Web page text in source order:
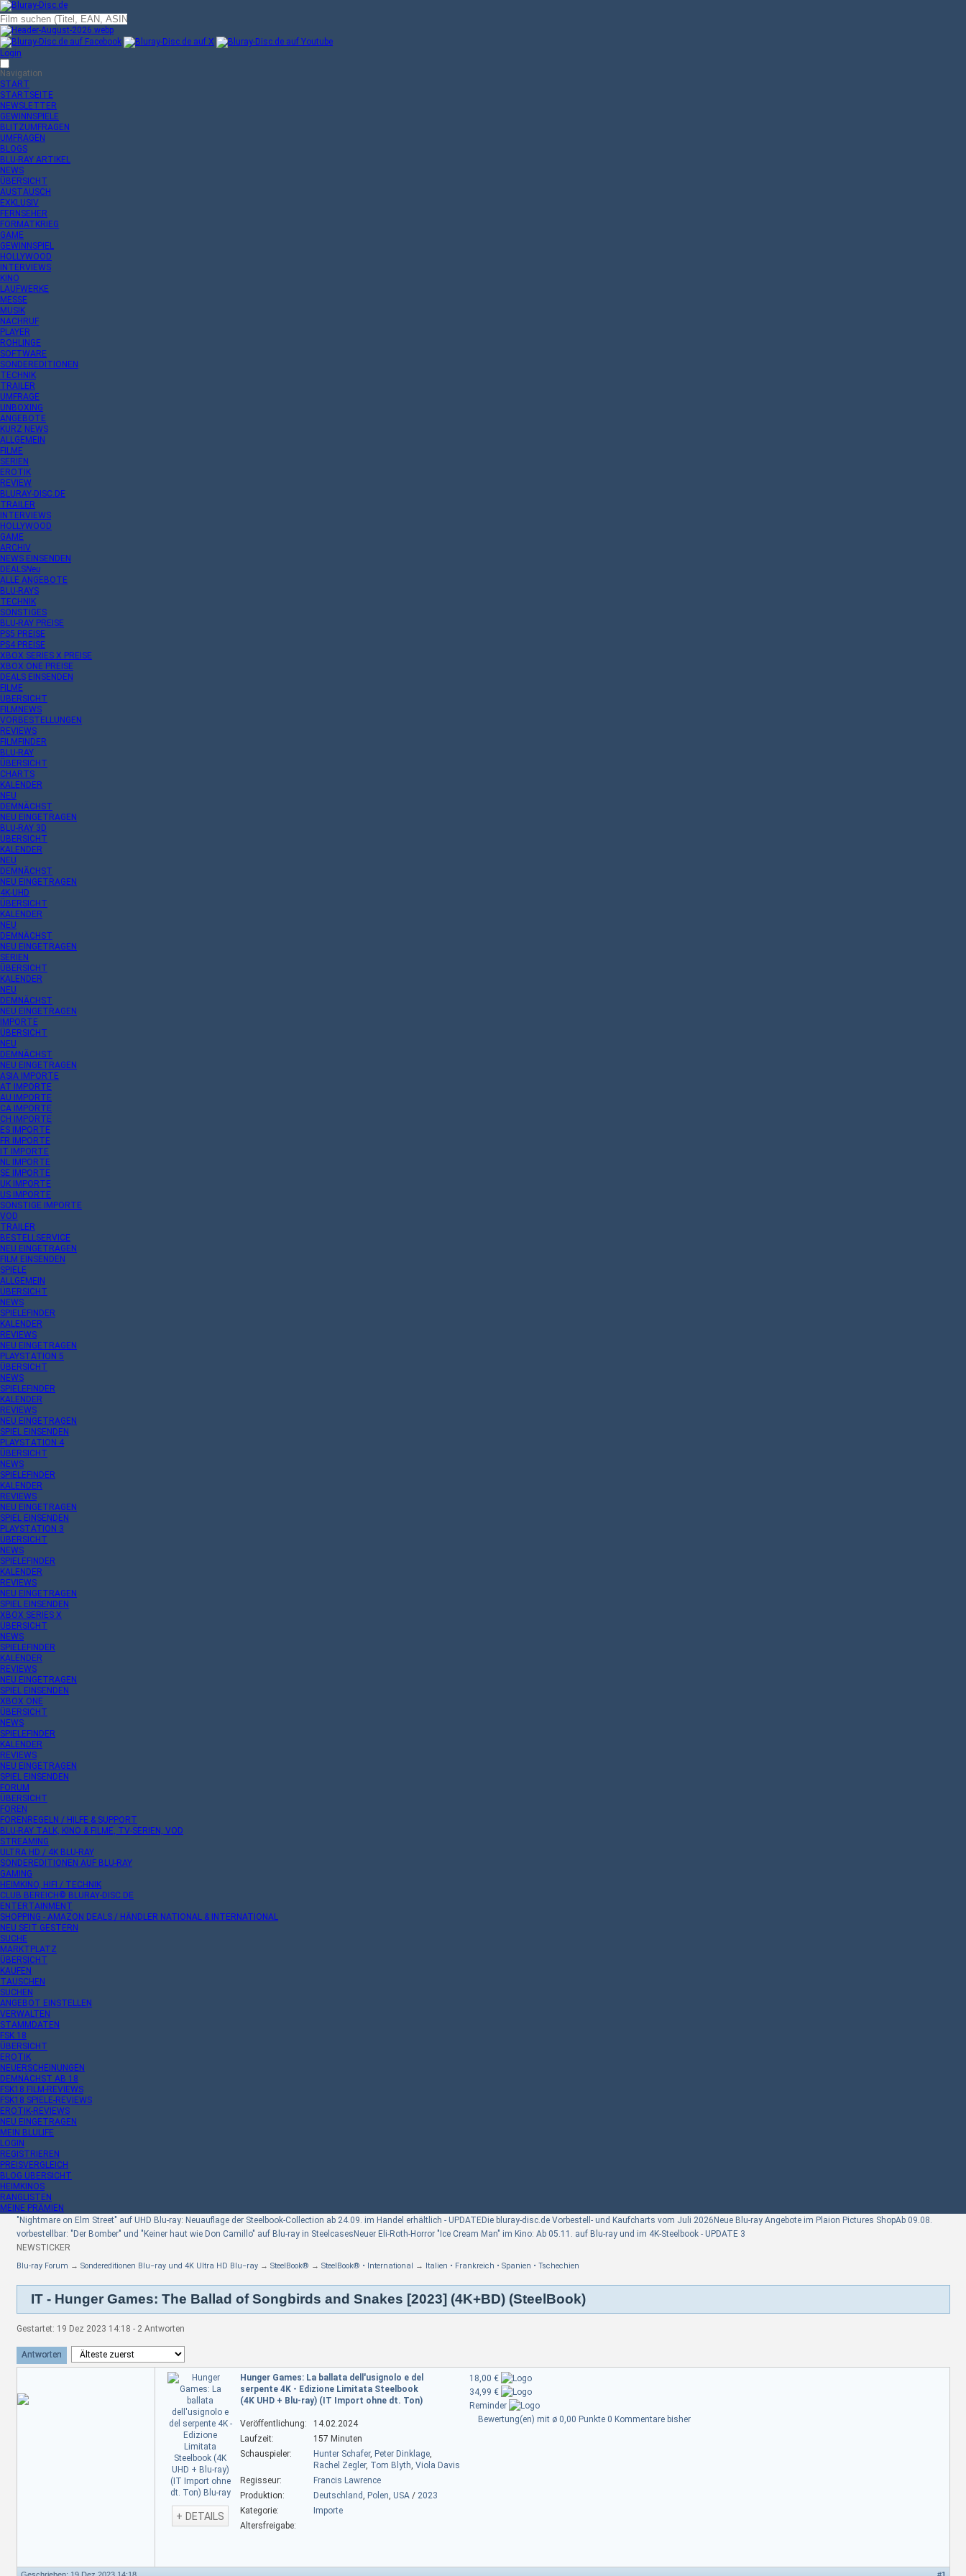
Login
Navigation
START
STARTSEITE
NEWSLETTER
GEWINNSPIELE
BLITZUMFRAGEN
UMFRAGEN
BLOGS
BLU-RAY ARTIKEL
NEWS
ÜBERSICHT
AUSTAUSCH
EXKLUSIV
FERNSEHER
FORMATKRIEG
GAME
GEWINNSPIEL
HOLLYWOOD
INTERVIEWS
KINO
LAUFWERKE
MESSE
MUSIK
NACHRUF
PLAYER
ROHLINGE
SOFTWARE
SONDEREDITIONEN
TECHNIK
TRAILER
UMFRAGE
UNBOXING
ANGEBOTE
KURZ NEWS
ALLGEMEIN
FILME
SERIEN
EROTIK
REVIEW
BLURAY-DISC.DE
TRAILER
INTERVIEWS
HOLLYWOOD
GAME
ARCHIV
NEWS EINSENDEN
DEALSNeu
ALLE ANGEBOTE
BLU-RAYS
TECHNIK
SONSTIGES
BLU-RAY PREISE
PS5 PREISE
PS4 PREISE
XBOX SERIES X PREISE
XBOX ONE PREISE
DEALS EINSENDEN
FILME
ÜBERSICHT
FILMNEWS
VORBESTELLUNGEN
REVIEWS
FILMFINDER
BLU-RAY
ÜBERSICHT
CHARTS
KALENDER
NEU
DEMNÄCHST
NEU EINGETRAGEN
BLU-RAY 3D
ÜBERSICHT
KALENDER
NEU
DEMNÄCHST
NEU EINGETRAGEN
4K-UHD
ÜBERSICHT
KALENDER
NEU
DEMNÄCHST
NEU EINGETRAGEN
SERIEN
ÜBERSICHT
KALENDER
NEU
DEMNÄCHST
NEU EINGETRAGEN
IMPORTE
ÜBERSICHT
NEU
DEMNÄCHST
NEU EINGETRAGEN
ASIA IMPORTE
AT IMPORTE
AU IMPORTE
CA IMPORTE
CH IMPORTE
ES IMPORTE
FR IMPORTE
IT IMPORTE
NL IMPORTE
SE IMPORTE
UK IMPORTE
US IMPORTE
SONSTIGE IMPORTE
VOD
TRAILER
BESTELLSERVICE
NEU EINGETRAGEN
FILM EINSENDEN
SPIELE
ALLGEMEIN
ÜBERSICHT
NEWS
SPIELEFINDER
KALENDER
REVIEWS
NEU EINGETRAGEN
PLAYSTATION 5
ÜBERSICHT
NEWS
SPIELEFINDER
KALENDER
REVIEWS
NEU EINGETRAGEN
SPIEL EINSENDEN
PLAYSTATION 4
ÜBERSICHT
NEWS
SPIELEFINDER
KALENDER
REVIEWS
NEU EINGETRAGEN
SPIEL EINSENDEN
PLAYSTATION 3
ÜBERSICHT
NEWS
SPIELEFINDER
KALENDER
REVIEWS
NEU EINGETRAGEN
SPIEL EINSENDEN
XBOX SERIES X
ÜBERSICHT
NEWS
SPIELEFINDER
KALENDER
REVIEWS
NEU EINGETRAGEN
SPIEL EINSENDEN
XBOX ONE
ÜBERSICHT
NEWS
SPIELEFINDER
KALENDER
REVIEWS
NEU EINGETRAGEN
SPIEL EINSENDEN
FORUM
ÜBERSICHT
FOREN
FORENREGELN / HILFE & SUPPORT
BLU-RAY TALK, KINO & FILME, TV-SERIEN, VOD
STREAMING
ULTRA HD / 4K BLU-RAY
SONDEREDITIONEN AUF BLU-RAY
GAMING
HEIMKINO, HIFI / TECHNIK
CLUB BEREICH© BLURAY-DISC.DE
ENTERTAINMENT
SHOPPING - AMAZON DEALS / HÄNDLER NATIONAL & INTERNATIONAL
NEU SEIT GESTERN
SUCHE
MARKTPLATZ
ÜBERSICHT
KAUFEN
TAUSCHEN
SUCHEN
ANGEBOT EINSTELLEN
VERWALTEN
STAMMDATEN
FSK 18
ÜBERSICHT
EROTIK
NEUERSCHEINUNGEN
DEMNÄCHST AB 18
FSK18 FILM-REVIEWS
FSK18 SPIELE-REVIEWS
EROTIK-REVIEWS
NEU EINGETRAGEN
MEIN BLULIFE
LOGIN
REGISTRIEREN
PREISVERGLEICH
BLOG ÜBERSICHT
HEIMKINOS
RANGLISTEN
MEINE PRÄMIEN
"Nightmare on Elm Street" auf UHD Blu-ray: Neuauflage der Steelbook-Collection ab 24.09. im Handel erhältlich - UPDATEDie bluray-disc.de Vorbestell- und Kaufcharts vom Juli 2026 Neue Blu-ray Angebote im Plaion Pictures ShopAb 09.08.
vorbestellbar: "Der Bomber" und "Keiner haut wie Don Camillo" auf Blu-ray in Steelcases Neuer Eli-Roth-Horror "Ice Cream Man" im Kino: Ab 05.11. auf Blu-ray und im 4K-Steelbook - UPDATE 3
NEWSTICKER
Blu-ray Forum → Sondereditionen Blu−ray und 4K Ultra HD Blu−ray → SteelBook® → SteelBook® • International → Italien • Frankreich • Spanien • Tschechien
IT - Hunger Games: The Ballad of Songbirds and Snakes [2023] (4K+BD) (SteelBook)
Gestartet: 19 Dez 2023 14:18 - 2 Antworten
Antworten
+ DETAILS
Hunger Games: La ballata dell'usignolo e del
serpente 4K - Edizione Limitata Steelbook
(4K UHD + Blu-ray) (IT Import ohne dt. Ton)
Veröffentlichung:
14.02.2024
Laufzeit:
157 Minuten
Schauspieler:
Hunter Schafer, Peter Dinklage,
Rachel Zegler, Tom Blyth, Viola Davis
Regisseur:
Francis Lawrence
Produktion:
Deutschland, Polen, USA / 2023
Kategorie:
Importe
Altersfreigabe:
18,00 €
34,99 €
Reminder
Bewertung(en) mit ø 0,00 Punkte 0 Kommentare bisher